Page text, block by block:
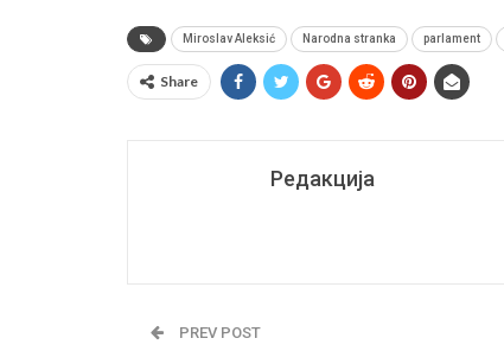
Miroslav Aleksić Narodna stranka parlament
Share
Редакција
PREV POST